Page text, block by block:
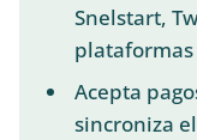
Snelstart,
Acepta
sincroniza